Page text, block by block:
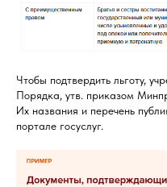
Чтобы подтвердить льготу,
Порядка, утв. приказом
Их названия и перечень
портале госуслуг.